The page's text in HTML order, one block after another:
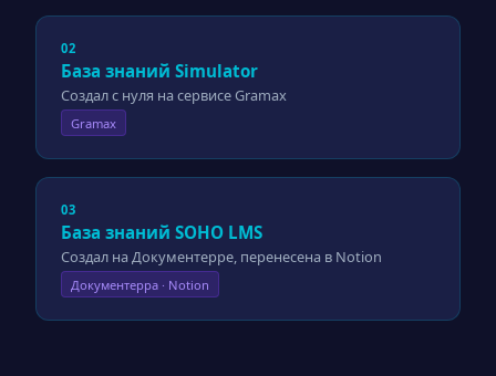
02
База знаний Simulator
Создал с нуля на сервисе Gramax
Gramax
03
База знаний SOHO LMS
Создал на Документерре, перенесена в Notion
Документерра · Notion